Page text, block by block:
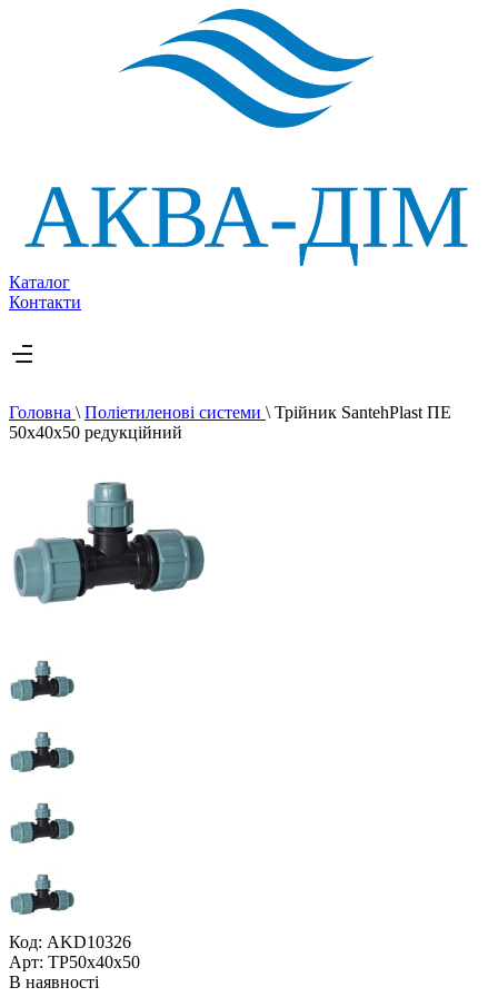
Каталог
Контакти
Головна \ Поліетиленові системи \ Трійник SantehPlast ПЕ
50х40х50 редукційний
Код: AKD10326
Арт: ТР50x40x50
В наявності